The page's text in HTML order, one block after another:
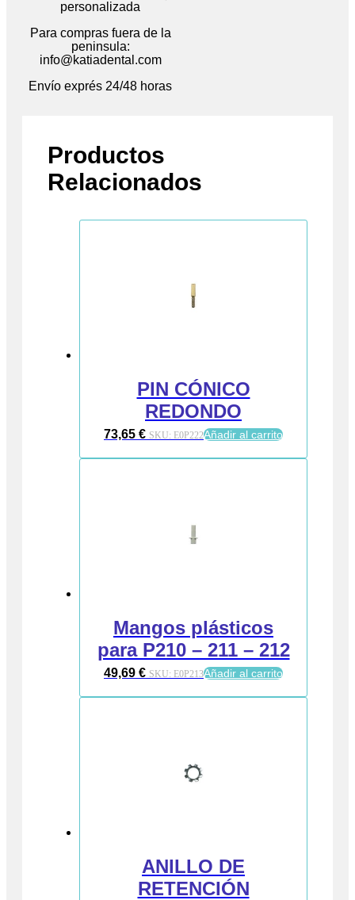
personalizada
Para compras fuera de la
peninsula:
info@katiadental.com
Envío exprés 24/48 horas
Productos
Relacionados
PIN CÓNICO
REDONDO
73,65 € SKU: E0P222Añadir al carrito
Mangos plásticos
para P210 – 211 – 212
49,69 € SKU: E0P213Añadir al carrito
ANILLO DE
RETENCIÓN